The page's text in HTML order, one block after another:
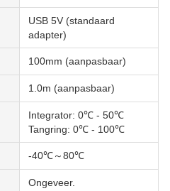
USB 5V (standaard
adapter)
100mm (aanpasbaar)
1.0m (aanpasbaar)
Integrator: 0℃ - 50℃
Tangring: 0℃ - 100℃
-40℃～80℃
Ongeveer.